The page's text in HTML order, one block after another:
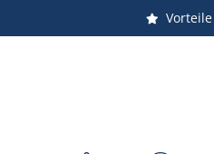
Zum Hauptinhalt